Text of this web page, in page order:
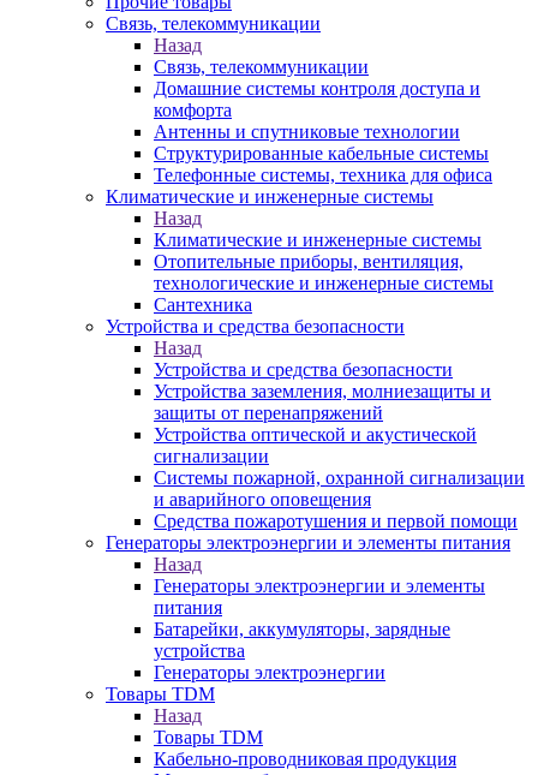
Связь, телекоммуникации
Назад
Связь, телекоммуникации
Домашние системы контроля доступа и
комфорта
Антенны и спутниковые технологии
Структурированные кабельные системы
Телефонные системы, техника для офиса
Климатические и инженерные системы
Назад
Климатические и инженерные системы
Отопительные приборы, вентиляция,
технологические и инженерные системы
Сантехника
Устройства и средства безопасности
Назад
Устройства и средства безопасности
Устройства заземления, молниезащиты и
защиты от перенапряжений
Устройства оптической и акустической
сигнализации
Системы пожарной, охранной сигнализации
и аварийного оповещения
Средства пожаротушения и первой помощи
Генераторы электроэнергии и элементы питания
Назад
Генераторы электроэнергии и элементы
питания
Батарейки, аккумуляторы, зарядные
устройства
Генераторы электроэнергии
Товары TDM
Назад
Товары TDM
Кабельно-проводниковая продукция